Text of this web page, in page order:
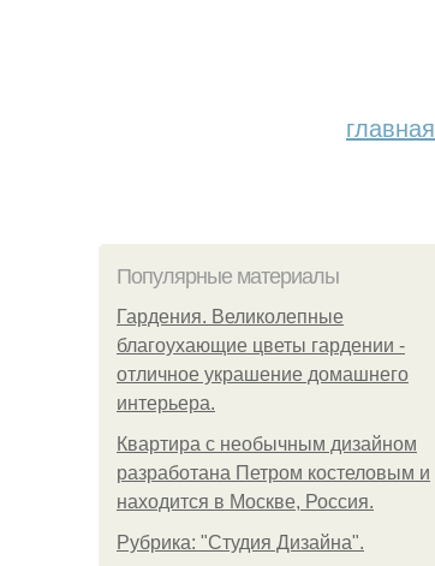
главная
Популярные материалы
Гардения. Великолепные
благоухающие цветы гардении -
отличное украшение домашнего
интерьера.
Квартира с необычным дизайном
разработана Петром костеловым и
находится в Москве, Россия.
Рубрика: "Студия Дизайна".